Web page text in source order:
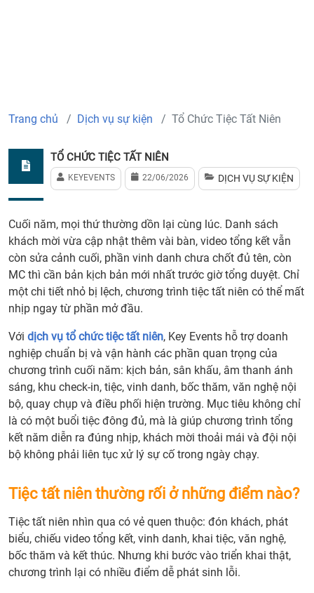
Trang chủ Dịch vụ sự kiện Tổ Chức Tiệc Tất Niên
TỔ CHỨC TIỆC TẤT NIÊN
KEYEVENTS 22/06/2026 DỊCH VỤ SỰ KIỆN
Cuối năm, mọi thứ thường dồn lại cùng lúc. Danh sách
khách mời vừa cập nhật thêm vài bàn, video tổng kết vẫn
còn sửa cảnh cuối, phần vinh danh chưa chốt đủ tên, còn
MC thì cần bản kịch bản mới nhất trước giờ tổng duyệt. Chỉ
một chi tiết nhỏ bị lệch, chương trình tiệc tất niên có thể mất
nhịp ngay từ phần mở đầu.
Với dịch vụ tổ chức tiệc tất niên, Key Events hỗ trợ doanh
nghiệp chuẩn bị và vận hành các phần quan trọng của
chương trình cuối năm: kịch bản, sân khấu, âm thanh ánh
sáng, khu check-in, tiệc, vinh danh, bốc thăm, văn nghệ nội
bộ, quay chụp và điều phối hiện trường. Mục tiêu không chỉ
là có một buổi tiệc đông đủ, mà là giúp chương trình tổng
kết năm diễn ra đúng nhịp, khách mời thoải mái và đội nội
bộ không phải liên tục xử lý sự cố trong ngày chạy.
Tiệc tất niên thường rối ở những điểm nào?
Tiệc tất niên nhìn qua có vẻ quen thuộc: đón khách, phát
biểu, chiếu video tổng kết, vinh danh, khai tiệc, văn nghệ,
bốc thăm và kết thúc. Nhưng khi bước vào triển khai thật,
chương trình lại có nhiều điểm dễ phát sinh lỗi.